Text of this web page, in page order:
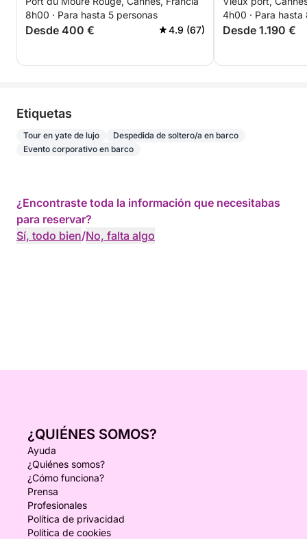
• Experiencia personalizada de alta gama
• Champán y bebidas premium
cumpleaños y eventos privados
macizo del Esterel
✔️ Una experiencia exclusiva y sin complicaciones
✔️ El equilibrio perfecto entre lujo, relax y
auténtica en Cannes a bordo de
un velero.
8h00 · Para hasta 5 personas
Desde 400 € 4.9 (67)
desde Cannes
4h00 · Para hasta
Desde 1.190 €
Etiquetas
Tour en yate de lujo
Despedida de soltero/a en barco
Evento corporativo en barco
¿Encontraste toda la información que necesitabas
para reservar?
Sí, todo bien/No, falta algo
¿QUIÉNES SOMOS?
Ayuda
¿Quiénes somos?
¿Cómo funciona?
Prensa
Profesionales
Política de privacidad
Política de cookies